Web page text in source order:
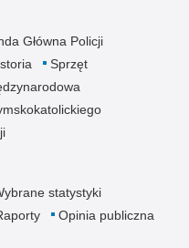
Główna Policji
Sprzęt
statystyki
Opinia publiczna